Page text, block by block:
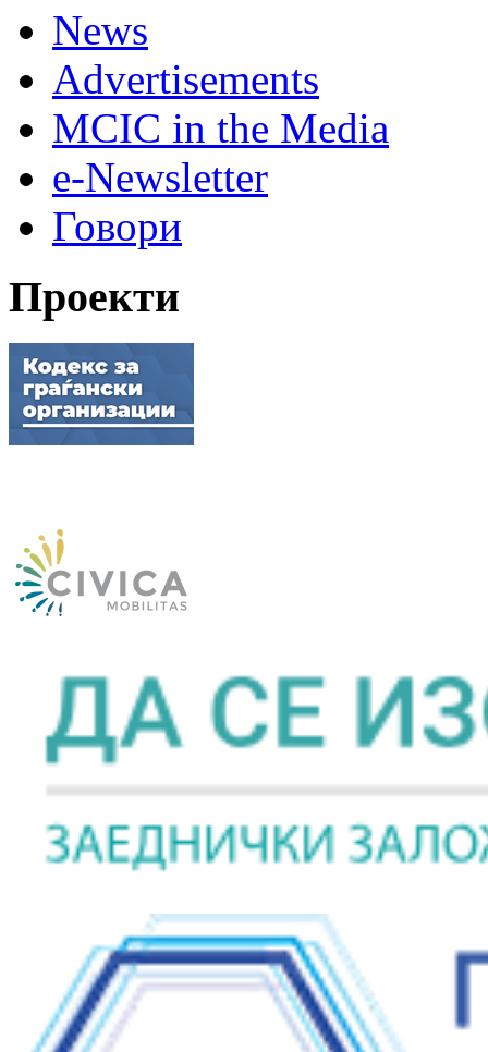
News
Advertisements
MCIC in the Media
e-Newsletter
Говори
Проекти